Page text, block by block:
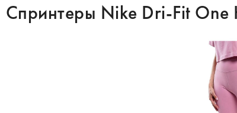
Спринтеры Nike Dri-Fit One